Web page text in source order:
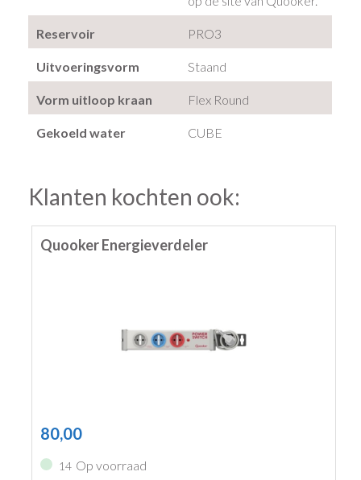
Reservoir PRO3
Uitvoeringsvorm Staand
Vorm uitloop kraan Flex Round
Gekoeld water CUBE
Klanten kochten ook:
Quooker Energieverdeler
80,00
14 Op voorraad